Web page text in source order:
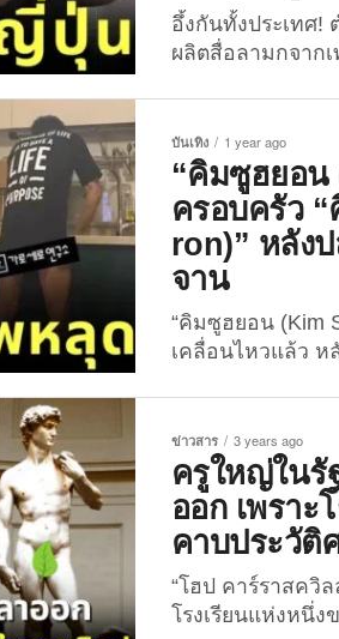
อึ้งกันทั้งประเทศ!
ผลิตสื่อลามกจาก
News+” ของญี่ปุ่น
จับกุมผู้ต้องหา 4
ในข้อหาผลิตและ
โดย AI...
บันเทิง 1 year ago
“คิมซูฮยอน
ครอบครัว
ron)” หลัง
จาน
“คิมซูฮยอน (Kim
เคลื่อนไหวแล้ว ห
กฎหมายกับครอบค
เปลือยก้นสู่สาธา
กับครอบครัว “คิม
ที่ร้อนแรงที่สุดใน
ชาวเน็ตเกาหลีแล
ต่างใส่ใจติดตาม
เลยทีเดียว ล่าสุด
ข่าวสาร 3 years ago
ครูใหญ่ในรั
ออก เพราะ
คาบประวัติ
“โฮป คาร์ราสควิ
โรงเรียนแห่งหนึ่ง